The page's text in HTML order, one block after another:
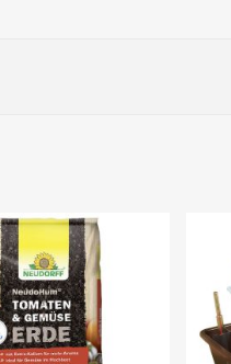
auch windgeschützt
Tomaten- und Gemüse-Erde